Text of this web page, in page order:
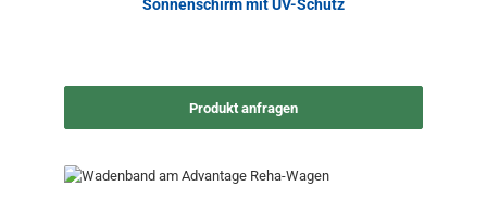
Sonnenschirm mit UV-Schutz
Produkt anfragen